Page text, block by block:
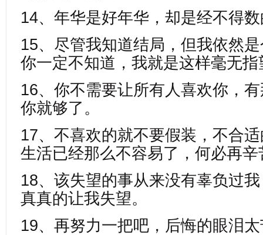
14、年华是好年华，却是经不得
15、尽管我知道结局，但我依然
你一定不知道，我就是这样毫无
16、你不需要让所有人喜欢你，
你就够了。
17、不喜欢的就不要假装，不合
生活已经那么不容易了，何必再辛
18、该失望的事从来没有辜负过
真真的让我失望。
19、再努力一把吧，后悔的眼泪